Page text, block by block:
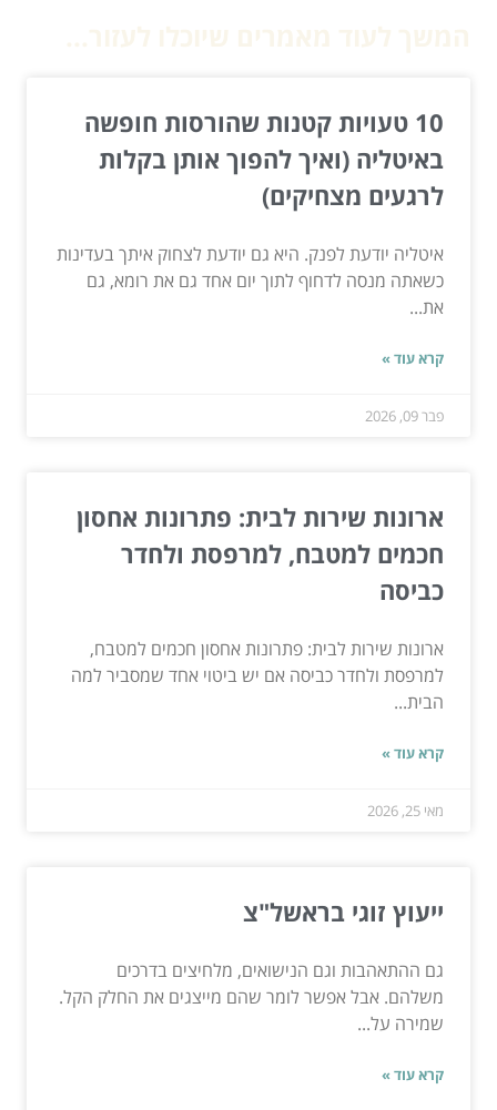
10 טעויות קטנות שהורסות חופשה
באיטליה (ואיך להפוך אותן בקלות
לרגעים מצחיקים)
איטליה יודעת לפנק. היא גם יודעת לצחוק איתך בעדינות
כשאתה מנסה לדחוף לתוך יום אחד גם את רומא, גם
את...
קרא עוד »
פבר 09, 2026
ארונות שירות לבית: פתרונות אחסון
חכמים למטבח, למרפסת ולחדר
כביסה
ארונות שירות לבית: פתרונות אחסון חכמים למטבח,
למרפסת ולחדר כביסה אם יש ביטוי אחד שמסביר למה
הבית...
קרא עוד »
מאי 25, 2026
ייעוץ זוגי בראשל"צ
גם ההתאהבות וגם הנישואים, מלחיצים בדרכים
משלהם. אבל אפשר לומר שהם מייצגים את החלק הקל.
שמירה על...
קרא עוד »